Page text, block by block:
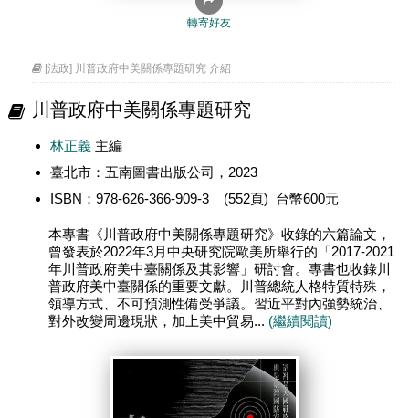
轉寄好友
[法政] 川普政府中美關係專題研究 介紹
川普政府中美關係專題研究
林正義主編
臺北市：五南圖書出版公司，2023
ISBN：978-626-366-909-3 (552頁) 台幣600元
本專書《川普政府中美關係專題研究》收錄的六篇論文，
曾發表於2022年3月中央研究院歐美所舉行的「2017-2021
年川普政府美中臺關係及其影響」研討會。專書也收錄川
普政府美中臺關係的重要文獻。川普總統人格特質特殊，
領導方式、不可預測性備受爭議。習近平對內強勢統治、
對外改變周邊現狀，加上美中貿易... (繼續閱讀)